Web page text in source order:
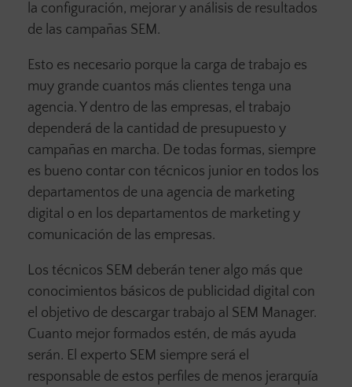
la configuración, mejorar y análisis de resultados
de las campañas SEM.
Esto es necesario porque la carga de trabajo es
muy grande cuantos más clientes tenga una
agencia. Y dentro de las empresas, el trabajo
dependerá de la cantidad de presupuesto y
campañas en marcha. De todas formas, siempre
es bueno contar con técnicos junior en todos los
departamentos de una agencia de marketing
digital o en los departamentos de marketing y
comunicación de las empresas.
Los técnicos SEM deberán tener algo más que
conocimientos básicos de publicidad digital con
el objetivo de descargar trabajo al SEM Manager.
Cuanto mejor formados estén, de más ayuda
serán. El experto SEM siempre será el
responsable de estos perfiles de menos jerarquía